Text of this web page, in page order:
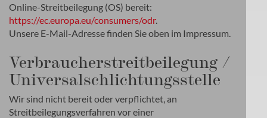
Online-Streitbeilegung (OS) bereit:
https://ec.europa.eu/consumers/odr.
Unsere E-Mail-Adresse finden Sie oben im Impressum.
Verbraucher­streit­beilegung /
Universal­schlichtungs­stelle
Wir sind nicht bereit oder verpflichtet, an
Streitbeilegungsverfahren vor einer